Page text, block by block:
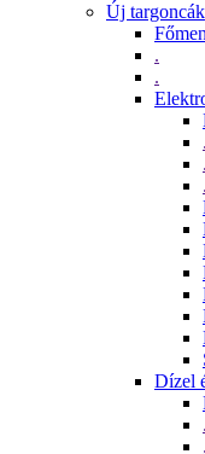
Új targoncák
.
.
.
.
.
Dízel
.
.